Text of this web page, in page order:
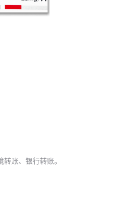
账、银行转账。